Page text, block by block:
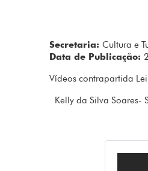
Secretaria:Cultura e
Data de Publicação:
Vídeos contrapartida
Kelly da Silva Soares-